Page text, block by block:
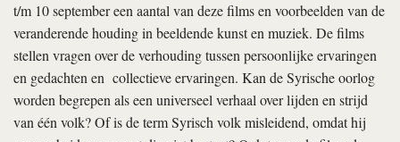
t/m 10 september een aantal van deze films en voorbeelden van de
veranderende houding in beeldende kunst en muziek. De films
stellen vragen over de verhouding tussen persoonlijke ervaringen
en gedachten en collectieve ervaringen. Kan de Syrische oorlog
worden begrepen als een universeel verhaal over lijden en strijd
van één volk? Of is de term Syrisch volk misleidend, omdat hij